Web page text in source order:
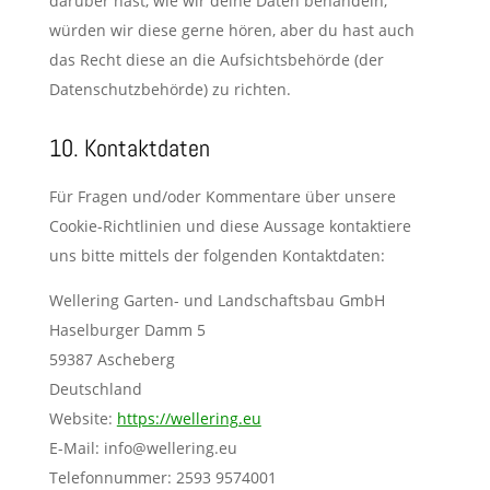
würden wir diese gerne hören, aber du hast auch
das Recht diese an die Aufsichtsbehörde (der
Datenschutzbehörde) zu richten.
10. Kontaktdaten
Für Fragen und/oder Kommentare über unsere
Cookie-Richtlinien und diese Aussage kontaktiere
uns bitte mittels der folgenden Kontaktdaten:
Wellering Garten- und Landschaftsbau GmbH
Haselburger Damm 5
59387 Ascheberg
Deutschland
Website: https://wellering.eu
E-Mail: ue.gnirellew@ofni
Telefonnummer: 2593 9574001